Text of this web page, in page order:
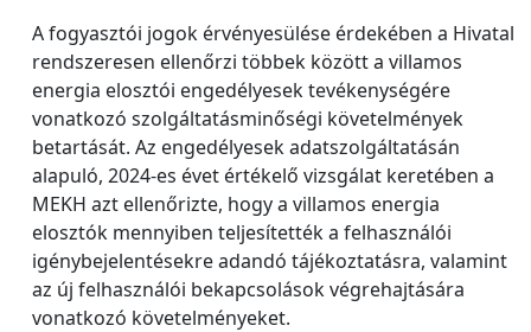
A fogyasztói jogok érvényesülése érdekében a Hivatal
rendszeresen ellenőrzi többek között a villamos
energia elosztói engedélyesek tevékenységére
vonatkozó szolgáltatásminőségi követelmények
betartását. Az engedélyesek adatszolgáltatásán
alapuló, 2024-es évet értékelő vizsgálat keretében a
MEKH azt ellenőrizte, hogy a villamos energia
elosztók mennyiben teljesítették a felhasználói
igénybejelentésekre adandó tájékoztatásra, valamint
az új felhasználói bekapcsolások végrehajtására
vonatkozó követelményeket.